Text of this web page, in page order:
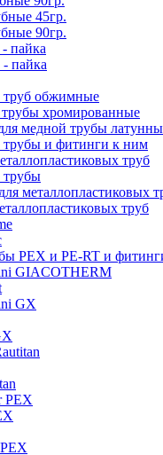
45гр.
90гр.
пайка
пайка
обжимные
хромированные
медной трубы
трубы и фитинги к ним
труб
трубы
металлопластиковых
труб
PEX и PE-RT и
GIACOTHERM
GX
PEX